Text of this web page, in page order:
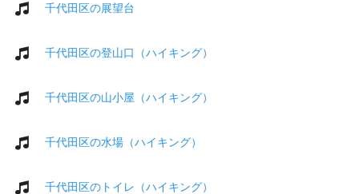
千代田区の展望台
千代田区の登山口（ハイキング）
千代田区の山小屋（ハイキング）
千代田区の水場（ハイキング）
千代田区のトイレ（ハイキング）